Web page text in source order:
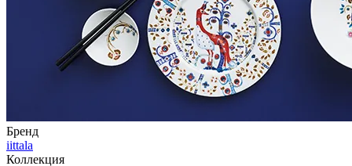
Бренд
iittala
Коллекция